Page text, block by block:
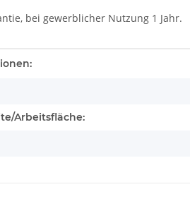
bei gewerblicher Nutzung 1 Jahr.
Arbeitsfläche: